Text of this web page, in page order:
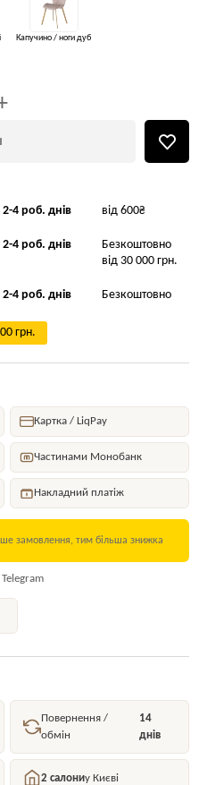
Капучино / ноги дуб
4 роб. днів від 600₴
4 роб. днів
Безкоштовно
від 30 000 грн.
4 роб. днів Безкоштовно
грн.
Картка / LiqPay
Частинами Монобанк
Накладний платіж
замовлення, тим більша знижка
Telegram
Повернення /
обмін
14
днів
2 салониу Києві